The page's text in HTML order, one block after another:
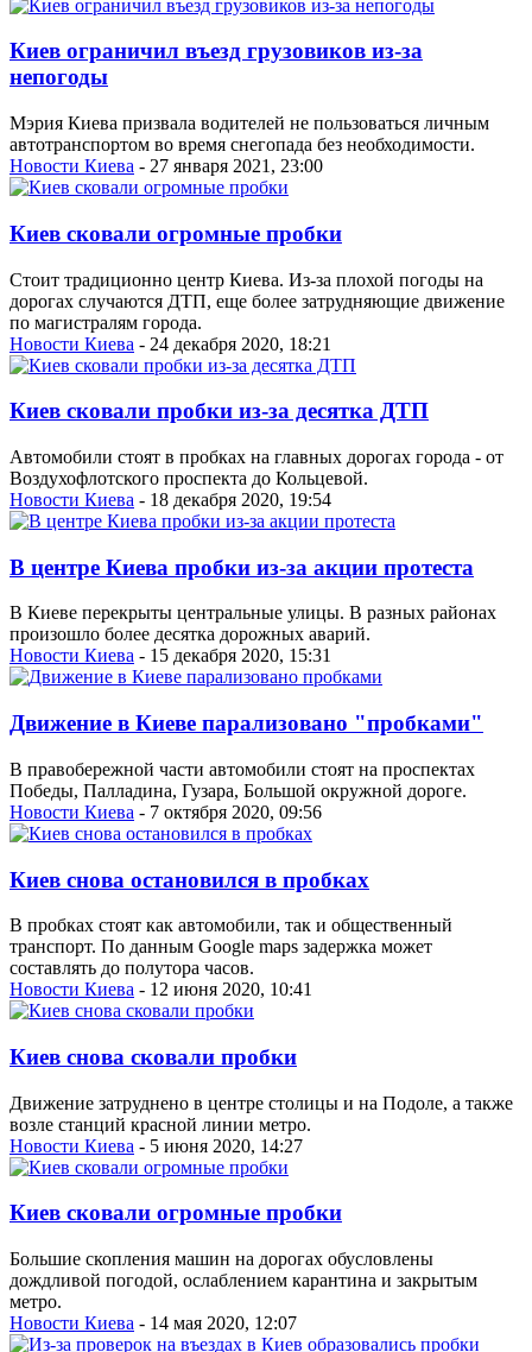
Киев ограничил въезд грузовиков из-за
непогоды
Мэрия Киева призвала водителей не пользоваться личным
автотранспортом во время снегопада без необходимости.
Новости Киева - 27 января 2021, 23:00
Киев сковали огромные пробки
Стоит традиционно центр Киева. Из-за плохой погоды на
дорогах случаются ДТП, еще более затрудняющие движение
по магистралям города.
Новости Киева - 24 декабря 2020, 18:21
Киев сковали пробки из-за десятка ДТП
Автомобили стоят в пробках на главных дорогах города - от
Воздухофлотского проспекта до Кольцевой.
Новости Киева - 18 декабря 2020, 19:54
В центре Киева пробки из-за акции протеста
В Киеве перекрыты центральные улицы. В разных районах
произошло более десятка дорожных аварий.
Новости Киева - 15 декабря 2020, 15:31
Движение в Киеве парализовано "пробками"
В правобережной части автомобили стоят на проспектах
Победы, Палладина, Гузара, Большой окружной дороге.
Новости Киева - 7 октября 2020, 09:56
Киев снова остановился в пробках
В пробках стоят как автомобили, так и общественный
транспорт. По данным Google maps задержка может
составлять до полутора часов.
Новости Киева - 12 июня 2020, 10:41
Киев снова сковали пробки
Движение затруднено в центре столицы и на Подоле, а также
возле станций красной линии метро.
Новости Киева - 5 июня 2020, 14:27
Киев сковали огромные пробки
Большие скопления машин на дорогах обусловлены
дождливой погодой, ослаблением карантина и закрытым
метро.
Новости Киева - 14 мая 2020, 12:07